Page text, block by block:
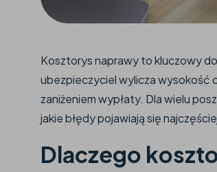
Kosztorys naprawy to kluczowy
ubezpieczyciel wylicza wysokość
zaniżeniem wypłaty. Dla wielu
jakie błędy pojawiają się
Dlaczego